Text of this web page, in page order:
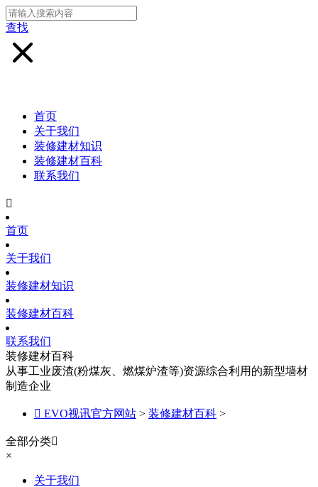
查找
首页
关于我们
装修建材知识
装修建材百科
联系我们

首页
关于我们
装修建材知识
装修建材百科
联系我们
装修建材百科
从事工业废渣(粉煤灰、燃煤炉渣等)资源综合利用的新型墙材
制造企业
 EVO视讯官方网站 > 装修建材百科 >
全部分类
×
关于我们